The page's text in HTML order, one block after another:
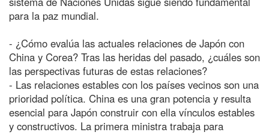
para la paz mundial.
- ¿Cómo evalúa las actuales relaciones de Japón con
China y Corea? Tras las heridas del pasado, ¿cuáles son
las perspectivas futuras de estas relaciones?
- Las relaciones estables con los países vecinos son una
prioridad política. China es una gran potencia y resulta
esencial para Japón construir con ella vínculos estables
y constructivos. La primera ministra trabaja para